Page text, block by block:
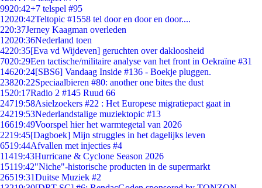
9920:42+7 telspel #95
12020:42Teltopic #1558 tel door en door en door....
220:37Jerney Kaagman overleden
12020:36Nederland toen
4220:35[Eva vd Wijdeven] geruchten over dakloosheid
7020:29Een tactische/militaire analyse van het front in Oekraïne #31
14620:24[SBS6] Vandaag Inside #136 - Boekje pluggen.
23820:22Speciaalbieren #80: another one bites the dust
1520:17Radio 2 #145 Ruud 66
24719:58Asielzoekers #22 : Het Europese migratiepact gaat in
24219:53Nederlandstalige muziektopic #13
16619:49Voorspel hier het warmtegetal van 2026
2219:45[Dagboek] Mijn struggles in het dagelijks leven
6519:44Afvallen met injecties #4
11419:43Hurricane & Cyclone Season 2026
15119:42"Niche"-historische producten in de supermarkt
26519:31Duitse Muziek #2